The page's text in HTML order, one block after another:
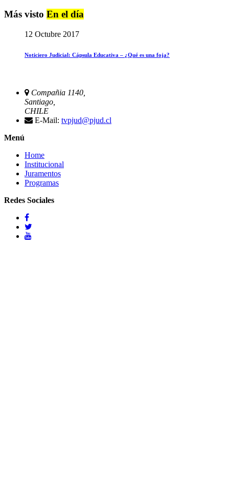
Más visto En el día
12 Octubre 2017
Noticiero Judicial: Cápsula Educativa – ¿Qué es una foja?
Compañia 1140,
Santiago,
CHILE
E-Mail: tvpjud@pjud.cl
Menú
Home
Institucional
Juramentos
Programas
Redes Sociales